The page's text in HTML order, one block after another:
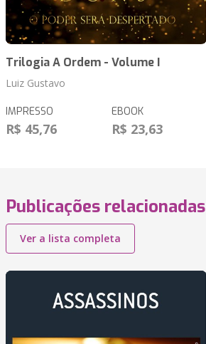
Trilogia A Ordem - Volume I
Luiz Gustavo
IMPRESSO
R$ 45,76
EBOOK
R$ 23,63
Publicações relacionadas
Ver a lista completa